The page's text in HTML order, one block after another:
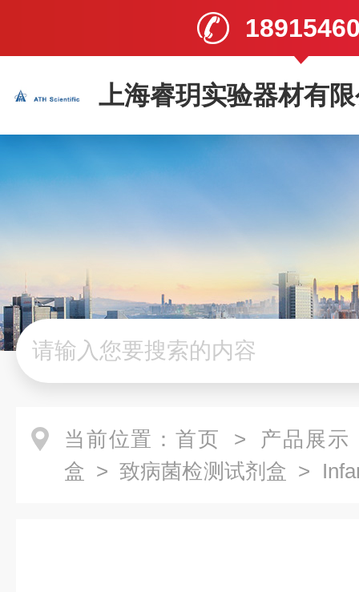
上海睿玥实验器材有
当前位置： 首页 > 产品展示
盒 > 致病菌检测试剂盒 >